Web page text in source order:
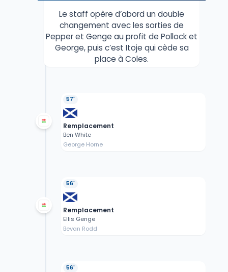
Le staff opère d’abord un double
changement avec les sorties de
Pepper et Genge au profit de Pollock et
George, puis c’est Itoje qui cède sa
place à Coles.
57'
Remplacement
Ben White
George Horne
56'
Remplacement
Ellis Genge
Bevan Rodd
56'